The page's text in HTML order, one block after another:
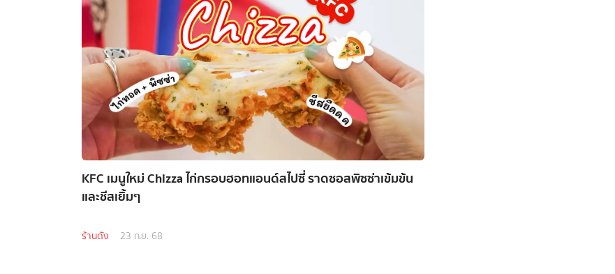
KFC เมนูใหม่ Chizza ไก่กรอบฮอทแอนด์สไปซี่ ราดซอสพิซซ่าเข้มข้น
และชีสเยิ้มๆ
ร้านดัง 23 ก.ย. 68